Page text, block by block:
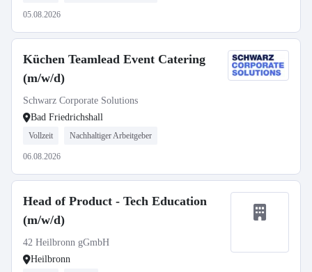
05.08.2026
Küchen Teamlead Event Catering
(m/w/d)
Schwarz Corporate Solutions
Bad Friedrichshall
Vollzeit Nachhaltiger Arbeitgeber
06.08.2026
Head of Product - Tech Education
(m/w/d)
42 Heilbronn gGmbH
Heilbronn